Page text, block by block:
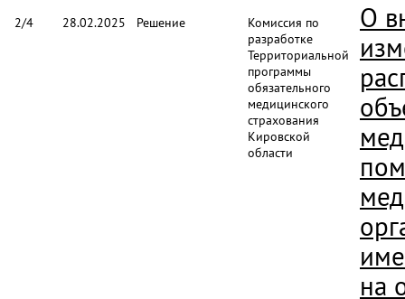
2/4 28.02.2025 Решение
Комиссия по
разработке
Территориальной
программы
обязательного
медицинского
страхования
Кировской
области
О
на